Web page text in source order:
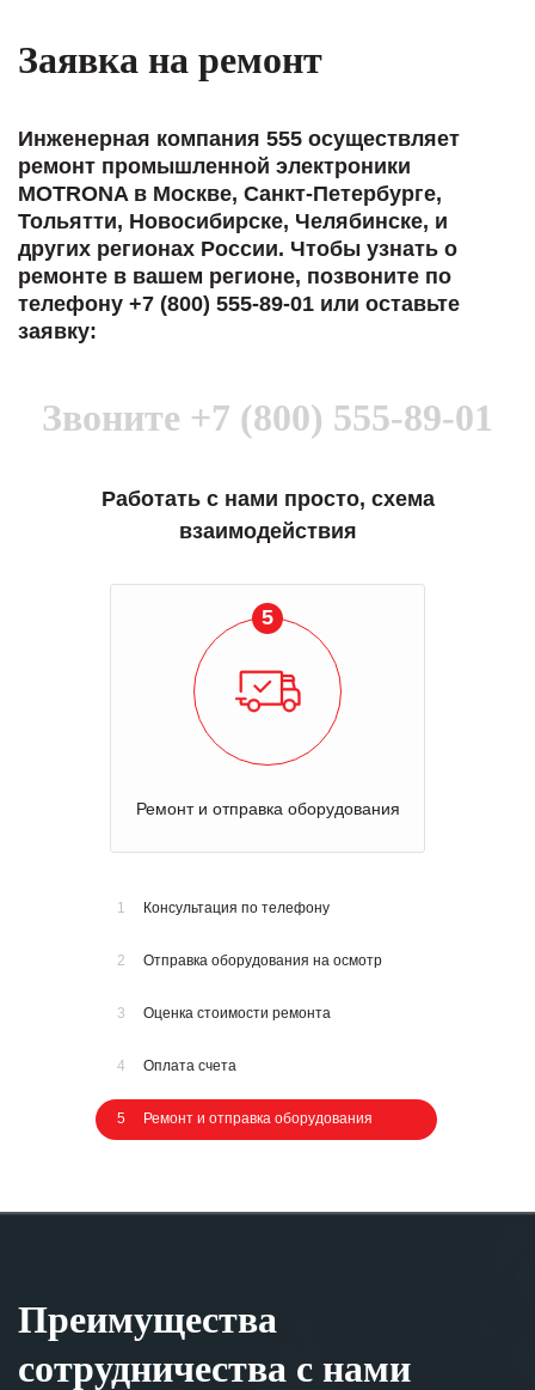
Заявка на ремонт
Инженерная компания 555 осуществляет
ремонт промышленной электроники
MOTRONA в Москве, Санкт-Петербурге,
Тольятти, Новосибирске, Челябинске, и
других регионах России. Чтобы узнать о
ремонте в вашем регионе, позвоните по
телефону +7 (800) 555-89-01 или оставьте
заявку:
Звоните +7 (800) 555-89-01
Работать с нами просто, схема
взаимодействия
5
Ремонт и отправка оборудования
1 Консультация по телефону
2 Отправка оборудования на осмотр
3 Оценка стоимости ремонта
4 Оплата счета
5 Ремонт и отправка оборудования
Преимущества
сотрудничества с нами